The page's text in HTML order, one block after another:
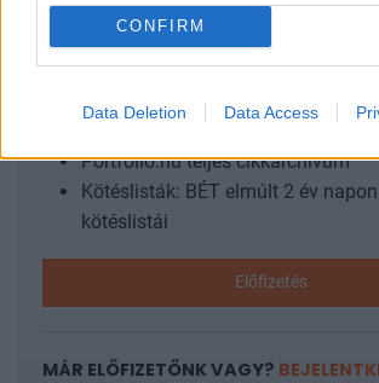
CONFIRM
Data Deletion Data Access
A keresett cikk a portfolio.hu
tartozik, melynek olvasása előfizetéses
Portfolio.hu teljes cikkarchívum
Kötéslisták: BÉT elmúlt 2 év
kötéslistái
Előfizetés
MÁR ELŐFIZETŐNK VAGY?